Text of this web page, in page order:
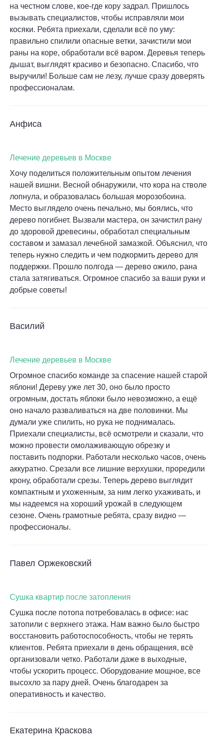
на честном слове, кое-где кору задрал. Пришлось
вызывать специалистов, чтобы исправляли мои
косяки. Ребята приехали, сделали всё по уму:
правильно спилили опасные ветки, зачистили мои
раны на коре, обработали всё варом. Деревья теперь
дышат, выглядят красиво и безопасно. Спасибо, что
выручили! Больше сам не лезу, лучше сразу доверять
профессионалам.
Анфиса
Лечение деревьев в Москве
Хочу поделиться положительным опытом лечения
нашей вишни. Весной обнаружили, что кора на стволе
лопнула, и образовалась большая морозобоина.
Место выглядело очень печально, мы боялись, что
дерево погибнет. Вызвали мастера, он зачистил рану
до здоровой древесины, обработал специальным
составом и замазал лечебной замазкой. Объяснил, что
теперь нужно следить и чем подкормить дерево для
поддержки. Прошло полгода — дерево ожило, рана
стала затягиваться. Огромное спасибо за ваши руки и
добрые советы!
Василий
Лечение деревьев в Москве
Огромное спасибо команде за спасение нашей старой
яблони! Дереву уже лет 30, оно было просто
огромным, достать яблоки было невозможно, а ещё
оно начало разваливаться на две половинки. Мы
думали уже спилить, но рука не поднималась.
Приехали специалисты, всё осмотрели и сказали, что
можно провести омолаживающую обрезку и
поставить подпорки. Работали несколько часов, очень
аккуратно. Срезали все лишние верхушки, проредили
крону, обработали срезы. Теперь дерево выглядит
компактным и ухоженным, за ним легко ухаживать, и
мы надеемся на хороший урожай в следующем
сезоне. Очень грамотные ребята, сразу видно —
профессионалы.
Павел Оржековский
Сушка квартир после затопления
Сушка после потопа потребовалась в офисе: нас
затопили с верхнего этажа. Нам важно было быстро
восстановить работоспособность, чтобы не терять
клиентов. Ребята приехали в день обращения, всё
организовали четко. Работали даже в выходные,
чтобы ускорить процесс. Оборудование мощное, все
высохло за пару дней. Очень благодарен за
оперативность и качество.
Екатерина Краскова